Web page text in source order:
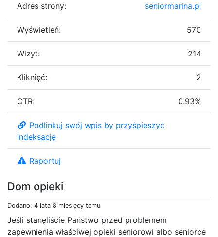
Dom opieki
Dodano: 4 lata 8 miesięcy temu
Jeśli stanęliście Państwo przed problemem
zapewnienia właściwej opieki seniorowi albo seniorce
Adres strony: seniormarina.pl
Wyświetleń: 570
Wizyt: 214
Kliknięć: 2
CTR: 0.93%
Podlinkuj swój wpis by przyśpieszyć
indeksację
Raportuj